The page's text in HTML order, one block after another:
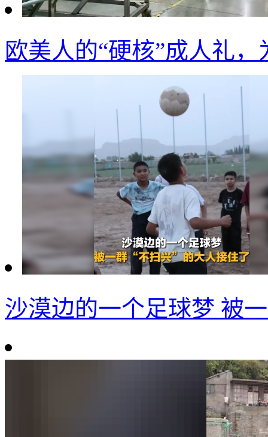
欧美人的“硬核”成人礼
沙漠边的一个足球梦 被